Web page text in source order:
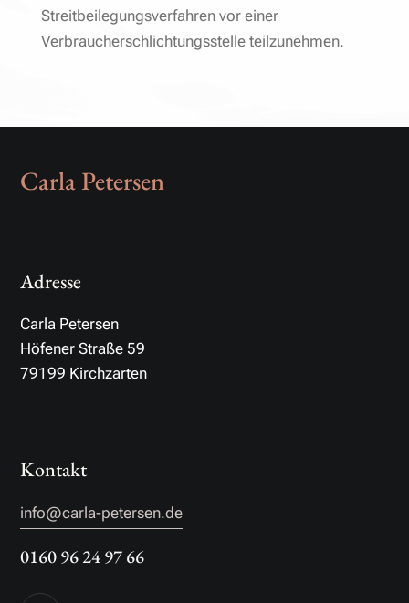
Streitbeilegungsverfahren vor einer
Verbraucherschlichtungsstelle teilzunehmen.
Carla Petersen
Adresse
Carla Petersen
Höfener Straße 59
79199 Kirchzarten
Kontakt
info@carla-petersen.de
0160 96 24 97 66